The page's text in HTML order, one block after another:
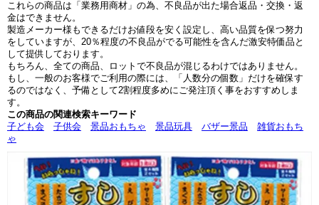
これらの商品は「業務用商材」の為、不良品が出た場合返品・交換・返
金はできません。
製造メーカー様もできるだけお値段を安く設定し、高い品質を保つ努力
をしていますが、20％程度の不良品がでる可能性を含んだ激安特価品と
して提供しております。
もちろん、全ての商品、ロットで不良品が混じるわけではありません。
もし、一般のお客様でご利用の際には、「人数分の個数」だけを確保す
るのではなく、予備として2割程度多めにご発注頂く事をおすすめしま
す。
この商品の関連検索キーワード
子ども会
子供会 景品おもちゃ 景品玩具 バザー景品
雑貨おもち
ゃ